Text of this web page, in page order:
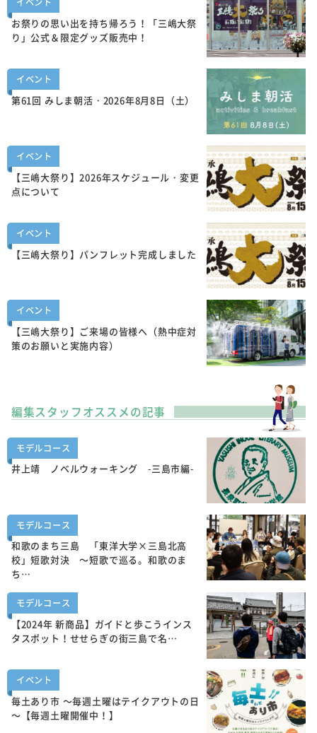
お祭りの思い出を持ち帰ろう！「三嶋大祭
り」公式＆限定グッズ販売中！
イベント
第61回 みしま朝活・2026年8月8日（土）
イベント
【三嶋大祭り】2026年スケジュール・変更
点について
イベント
【三嶋大祭り】パンフレット完成しました
イベント
【三嶋大祭り】ご来場の皆様へ（熱中症対
策のお願いと実施内容）
編集スタッフオススメの記事
モデルコース
井上靖 ノベルウォーキング -三島市編-
モデルコース
和歌のまち三島 「東洋大学×三島北高
校」短歌対決 ～短歌で巡る。和歌のま
ち…
モデルコース
【2024年 新商品】ガイドと歩こうインス
タスポット！せせらぎの街三島で名…
イベント
毎土あり市 ～毎週土曜はテイクアウトの日
～【毎週土曜開催中！】